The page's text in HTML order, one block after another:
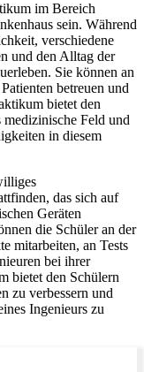
im Bereich
sein. Während
verschiedene
und den Alltag der
Sie können an
betreuen und
bietet den
Feld und
in diesem
das sich auf
Geräten
die Schüler an der
mitarbeiten, an Tests
bei ihrer
bietet den Schülern
zu verbessern und
Ingenieurs zu